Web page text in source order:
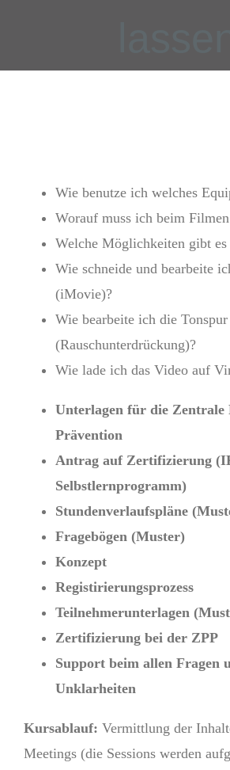
Wie benutze ich welches
Worauf muss ich beim
Welche Möglichkeiten gibt es
Wie schneide und bearbeite
(iMovie)?
Wie bearbeite ich die Tonspur
(Rauschunterdrückung)?
Wie lade ich das Video auf
Unterlagen für die Zentrale
Prävention
Antrag auf Zertifizierung
Selbstlernprogramm)
Stundenverlaufspläne
Fragebögen (Muster)
Konzept
Registirierungsprozess
Teilnehmerunterlagen
Zertifizierung bei der ZPP
Support beim allen Fragen
Unklarheiten
Kursablauf: Vermittlung der
Meetings (die Sessions werden